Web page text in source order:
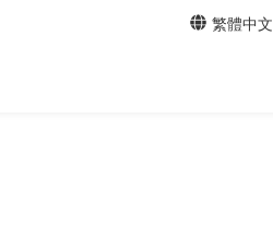
繁體中文